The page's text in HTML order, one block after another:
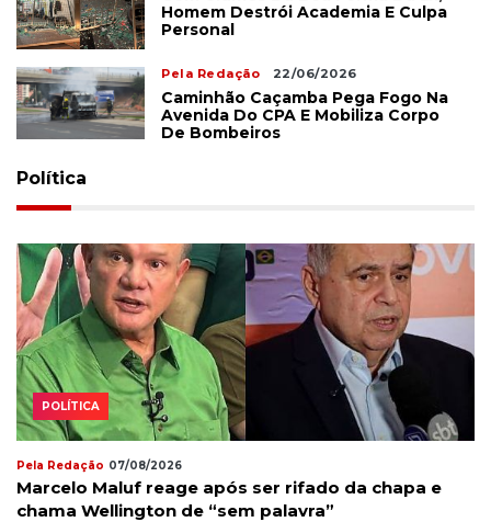
Homem Destrói Academia E Culpa
Personal
Pela Redação 22/06/2026
Caminhão Caçamba Pega Fogo Na
Avenida Do CPA E Mobiliza Corpo
De Bombeiros
Política
POLÍTICA
Pela Redação 07/08/2026
Marcelo Maluf reage após ser rifado da chapa e
chama Wellington de “sem palavra”